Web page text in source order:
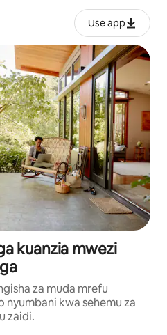
Use app
kuanzia mwezi
za muda mrefu
nyumbani kwa sehemu za
zaidi.